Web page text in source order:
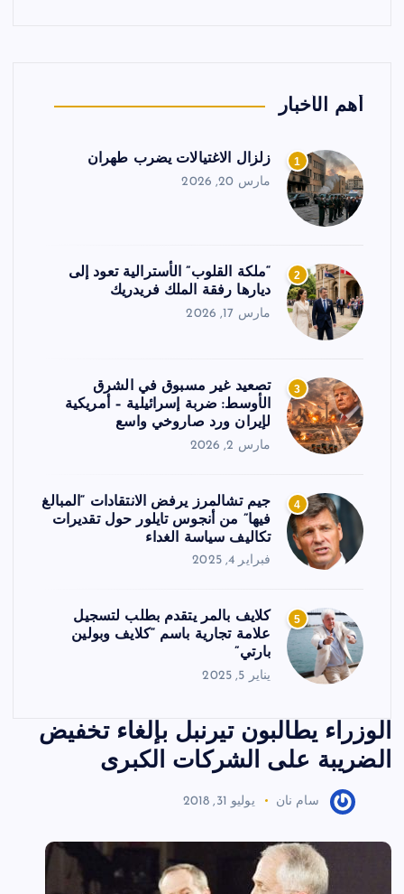
أهم الأخبار
1 زلزال الاغتيالات يضرب طهران
مارس 20, 2026
2
“ملكة القلوب” الأسترالية تعود إلى
ديارها رفقة الملك فريدريك
مارس 17, 2026
3
تصعيد غير مسبوق في الشرق
الأوسط: ضربة إسرائيلية – أمريكية
لإيران ورد صاروخي واسع
مارس 2, 2026
4
جيم تشالمرز يرفض الانتقادات “المبالغ
فيها” من أنجوس تايلور حول تقديرات
تكاليف سياسة الغداء
فبراير 4, 2025
5
كلايف بالمر يتقدم بطلب لتسجيل
علامة تجارية باسم “كلايف وبولين
بارتي”
يناير 5, 2025
الوزراء يطالبون تيرنبل بإلغاء تخفيض
الضريبة على الشركات الكبرى
سام نان يوليو 31, 2018